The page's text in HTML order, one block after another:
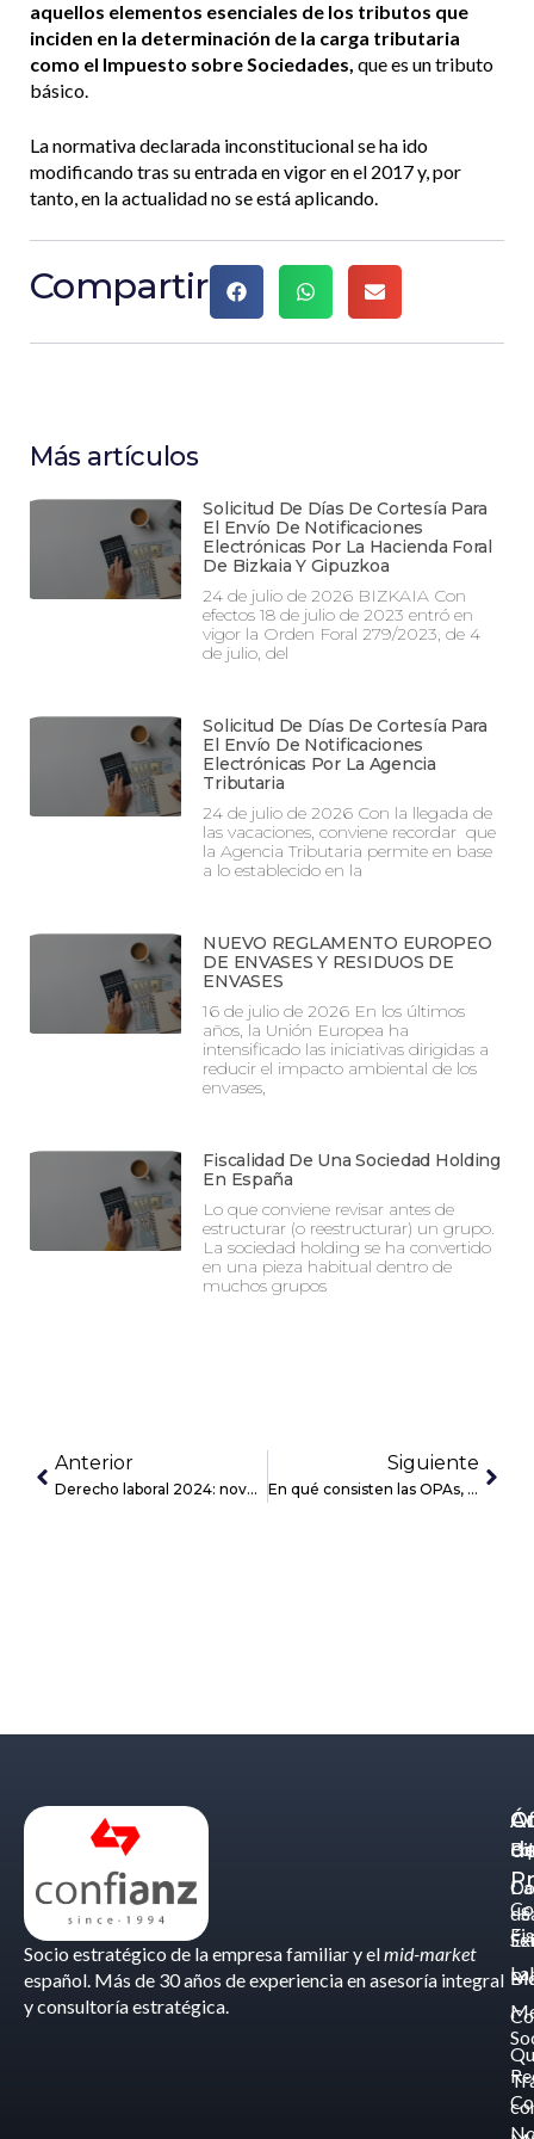
aquellos elementos esenciales de los tributos que
inciden en la determinación de la carga tributaria
como el Impuesto sobre Sociedades, que es un tributo
básico.
La normativa declarada inconstitucional se ha ido
modificando tras su entrada en vigor en el 2017 y, por
tanto, en la actualidad no se está aplicando.
Compartir
Más artículos
Solicitud De Días De Cortesía Para
El Envío De Notificaciones
Electrónicas Por La Hacienda Foral
De Bizkaia Y Gipuzkoa
24 de julio de 2026 BIZKAIA Con
efectos 18 de julio de 2023 entró en
vigor la Orden Foral 279/2023, de 4
de julio, del
Solicitud De Días De Cortesía Para
El Envío De Notificaciones
Electrónicas Por La Agencia
Tributaria
24 de julio de 2026 Con la llegada de
las vacaciones, conviene recordar que
la Agencia Tributaria permite en base
a lo establecido en la
NUEVO REGLAMENTO EUROPEO
DE ENVASES Y RESIDUOS DE
ENVASES
16 de julio de 2026 En los últimos
años, la Unión Europea ha
intensificado las iniciativas dirigidas a
reducir el impacto ambiental de los
envases,
Fiscalidad De Una Sociedad Holding
En España
Lo que conviene revisar antes de
estructurar (o reestructurar) un grupo.
La sociedad holding se ha convertido
en una pieza habitual dentro de
muchos grupos
Anterior
Derecho laboral 2024: novedades para las empresas
Siguiente
En qué consisten las OPAs, las grandes protagonistas en la primera mitad de 2024
Socio estratégico de la empresa familiar y elmid-market
español. Más de 30 años de experiencia en asesoría integral
y consultoría estratégica.
de
-